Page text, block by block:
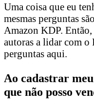
Uma coisa que eu
mesmas perguntas
Amazon KDP.
autoras a lidar com o
perguntas aqui.
Ao cadastrar
que não posso